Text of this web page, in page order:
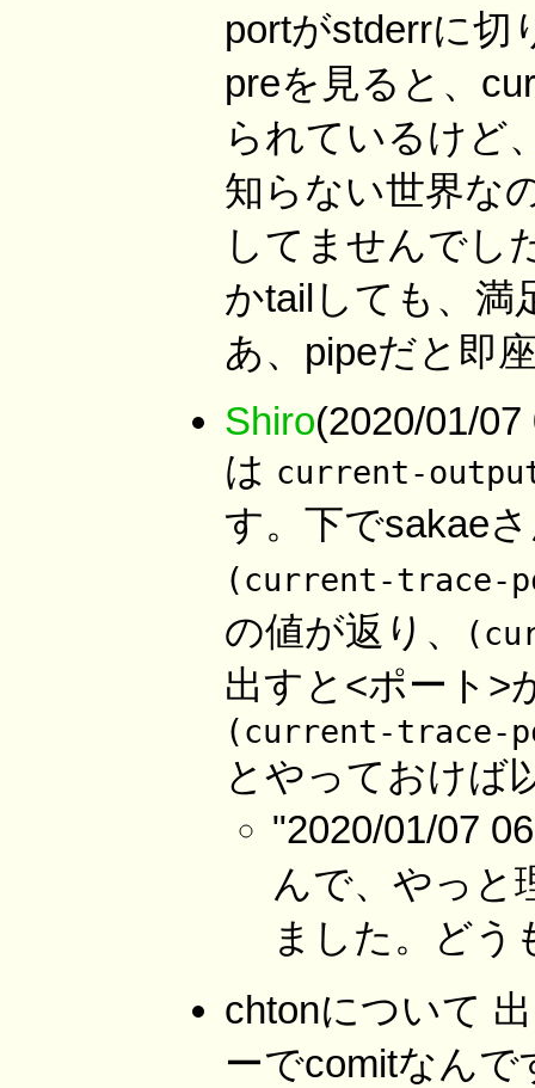
portがstderrに
preを見ると、
られているけど
知らない世界な
してませんでし
かtailしても、満
あ、pipeだと即
Shiro(2020/01/
は current-
す。下でsakae
(current-trace-
の値が返り、
出すと<ポート>
(current-trace-
とやっておけば
"2020/01/07
んで、やっと
ました。どう
chtonについて
ーでcomitなん